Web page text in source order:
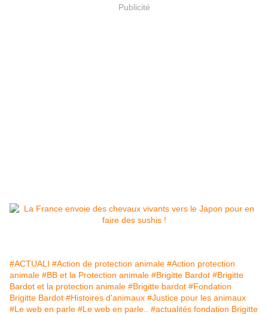
Publicité
#ACTUALI #Action de protection animale #Action protection
animale #BB et la Protection animale #Brigitte Bardot #Brigitte
Bardot et la protection animale #Brigitte bardot #Fondation
Brigitte Bardot #Histoires d'animaux #Justice pour les animaux
#Le web en parle #Le web en parle..
#actualités fondation Brigitte